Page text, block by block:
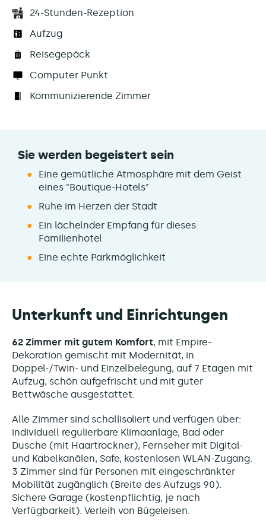
24-Stunden-Rezeption
Aufzug
Reisegepäck
Computer Punkt
Kommunizierende Zimmer
Sie werden begeistert sein
Eine gemütliche Atmosphäre mit dem Geist
eines "Boutique-Hotels"
Ruhe im Herzen der Stadt
Ein lächelnder Empfang für dieses
Familienhotel
Eine echte Parkmöglichkeit
Unterkunft und Einrichtungen
62 Zimmer mit gutem Komfort, mit Empire-
Dekoration gemischt mit Modernität, in
Doppel-/Twin- und Einzelbelegung, auf 7 Etagen mit
Aufzug, schön aufgefrischt und mit guter
Bettwäsche ausgestattet.
Alle Zimmer sind schallisoliert und verfügen über:
individuell regulierbare Klimaanlage, Bad oder
Dusche (mit Haartrockner), Fernseher mit Digital-
und Kabelkanälen, Safe, kostenlosen WLAN-Zugang.
3 Zimmer sind für Personen mit eingeschränkter
Mobilität zugänglich (Breite des Aufzugs 90).
Sichere Garage (kostenpflichtig, je nach
Verfügbarkeit). Verleih von Bügeleisen.